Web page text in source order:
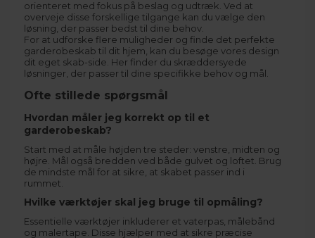
orienteret med fokus på beslag og udtræk. Ved at
overveje disse forskellige tilgange kan du vælge den
løsning, der passer bedst til dine behov.
For at udforske flere muligheder og finde det perfekte
garderobeskab til dit hjem, kan du besøge vores design
dit eget skab-side. Her finder du skræddersyede
løsninger, der passer til dine specifikke behov og mål.
Ofte stillede spørgsmål
Hvordan måler jeg korrekt op til et
garderobeskab?
Start med at måle højden tre steder: venstre, midten og
højre. Mål også bredden ved både gulvet og loftet. Brug
de mindste mål for at sikre, at skabet passer ind i
rummet.
Hvilke værktøjer skal jeg bruge til opmåling?
Essentielle værktøjer inkluderer et vaterpas, målebånd
og malertape. Disse hjælper med at sikre præcise